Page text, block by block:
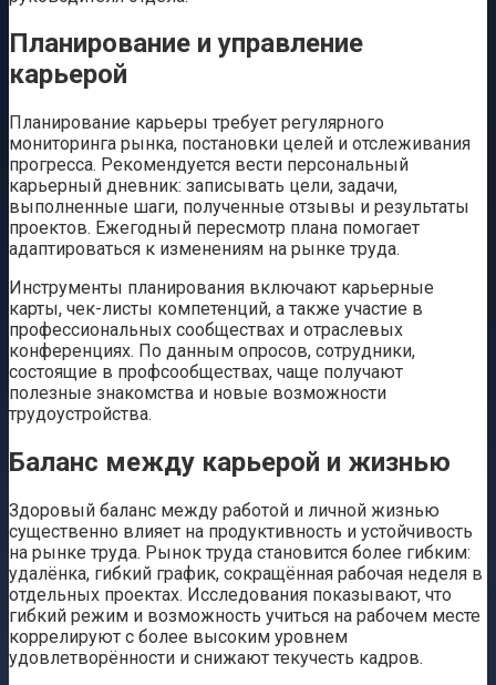
Планирование и управление
карьерой
Планирование карьеры требует регулярного
мониторинга рынка, постановки целей и отслеживания
прогресса. Рекомендуется вести персональный
карьерный дневник: записывать цели, задачи,
выполненные шаги, полученные отзывы и результаты
проектов. Ежегодный пересмотр плана помогает
адаптироваться к изменениям на рынке труда.
Инструменты планирования включают карьерные
карты, чек-листы компетенций, а также участие в
профессиональных сообществах и отраслевых
конференциях. По данным опросов, сотрудники,
состоящие в профсообществах, чаще получают
полезные знакомства и новые возможности
трудоустройства.
Баланс между карьерой и жизнью
Здоровый баланс между работой и личной жизнью
существенно влияет на продуктивность и устойчивость
на рынке труда. Рынок труда становится более гибким:
удалёнка, гибкий график, сокращённая рабочая неделя в
отдельных проектах. Исследования показывают, что
гибкий режим и возможность учиться на рабочем месте
коррелируют с более высоким уровнем
удовлетворённости и снижают текучесть кадров.